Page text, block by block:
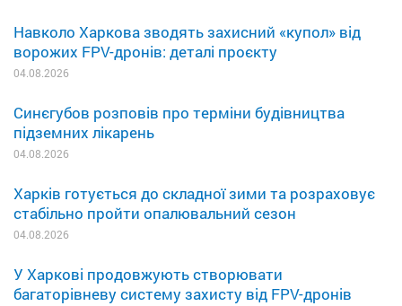
Навколо Харкова зводять захисний «купол» від
ворожих FPV-дронів: деталі проєкту
04.08.2026
Синєгубов розповів про терміни будівництва
підземних лікарень
04.08.2026
Харків готується до складної зими та розраховує
стабільно пройти опалювальний сезон
04.08.2026
У Харкові продовжують створювати
багаторівневу систему захисту від FPV-дронів